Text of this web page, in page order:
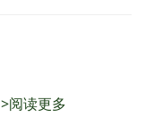
>阅读更多